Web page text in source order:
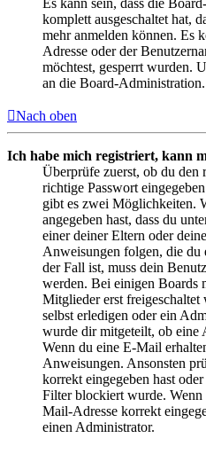
Es kann sein, dass die
komplett ausgeschaltet hat,
mehr anmelden können. Es
Adresse oder der
möchtest, gesperrt wurden.
an die Board-Administration.
Nach oben
Ich habe mich registriert, kann
Überprüfe zuerst, ob du den
richtige Passwort
gibt es zwei Möglichkeiten.
angegeben hast, dass du
einer deiner Eltern oder
Anweisungen folgen, die du
der Fall ist, muss dein
werden. Bei einigen Boards
Mitglieder erst freigeschaltet
selbst erledigen oder ein
wurde dir mitgeteilt, ob eine
Wenn du eine E-Mail
Anweisungen. Ansonsten
korrekt eingegeben hast
Filter blockiert wurde. Wenn
Mail-Adresse korrekt
einen Administrator.